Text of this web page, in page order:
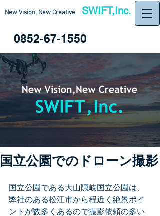
New Vision, New Creative SWIFT,Inc.
0852-67-1550
国立公園でのドローン撮影
国立公園である大山隠岐国立公園は、
弊社のある松江市から程近く絶景ポイ
ントが数多くあるので撮影依頼の多い